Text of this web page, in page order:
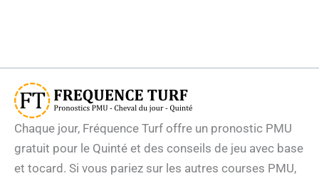
Chaque jour, Fréquence Turf offre un pronostic PMU
gratuit pour le Quinté et des conseils de jeu avec base
et tocard. Si vous pariez sur les autres courses PMU,